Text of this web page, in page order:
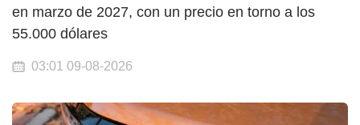
en marzo de 2027, con un precio en torno a los
55.000 dólares
03:01 09-08-2026